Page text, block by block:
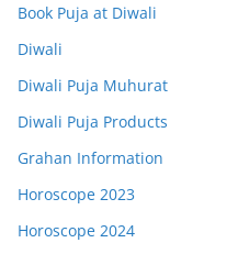
Book Puja at Diwali
Diwali
Diwali Puja Muhurat
Diwali Puja Products
Grahan Information
Horoscope 2023
Horoscope 2024